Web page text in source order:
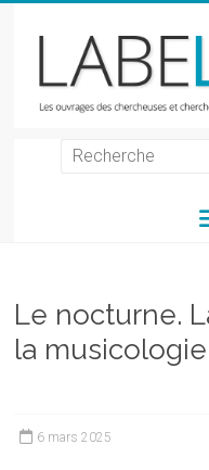
LabeLettres
et
chercheurs
de
des
Le nocturne.
la musicologie
6 mars 2025